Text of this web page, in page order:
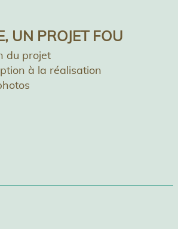
UN PROJET FOU
du projet
à la réalisation